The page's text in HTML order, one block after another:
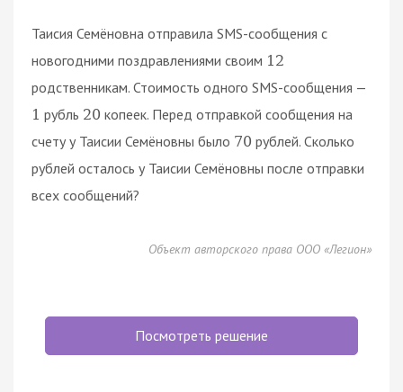
Таисия Семёновна отправила SMS-сообщения с
новогодними поздравлениями своим 12
родственникам. Стоимость одного SMS-сообщения —
1 рубль 20 копеек. Перед отправкой сообщения на
счету у Таисии Семёновны было 70 рублей. Сколько
рублей осталось у Таисии Семёновны после отправки
всех сообщений?
Объект авторского права ООО «Легион»
Посмотреть решение